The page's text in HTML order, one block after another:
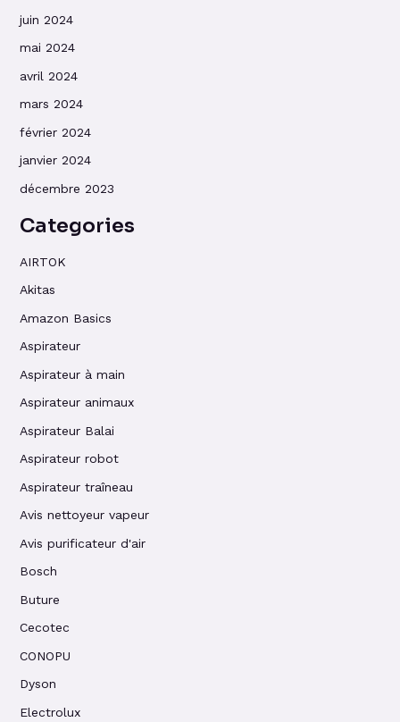
juin 2024
mai 2024
avril 2024
mars 2024
février 2024
janvier 2024
décembre 2023
Categories
AIRTOK
Akitas
Amazon Basics
Aspirateur
Aspirateur à main
Aspirateur animaux
Aspirateur Balai
Aspirateur robot
Aspirateur traîneau
Avis nettoyeur vapeur
Avis purificateur d'air
Bosch
Buture
Cecotec
CONOPU
Dyson
Electrolux